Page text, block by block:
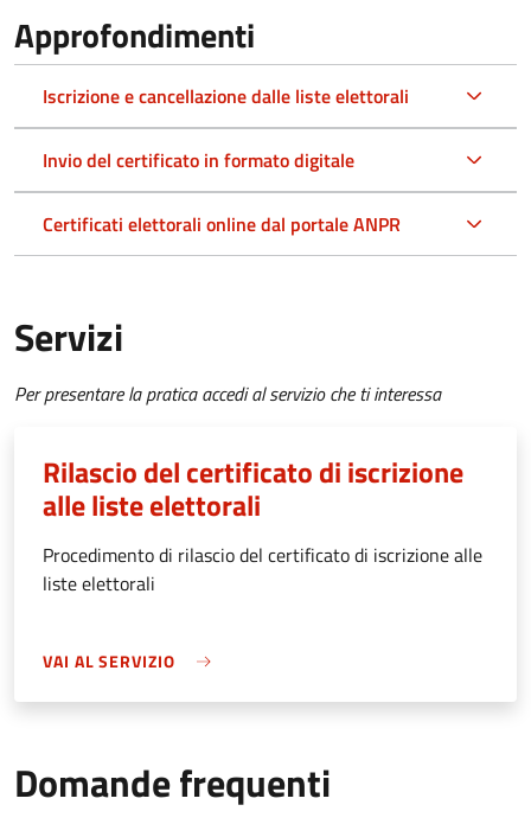
Approfondimenti
Iscrizione e cancellazione dalle liste elettorali
Invio del certificato in formato digitale
Certificati elettorali online dal portale ANPR
Servizi
Per presentare la pratica accedi al servizio che ti interessa
Rilascio del certificato di iscrizione
alle liste elettorali
Procedimento di rilascio del certificato di iscrizione alle
liste elettorali
VAI AL SERVIZIO
Domande frequenti